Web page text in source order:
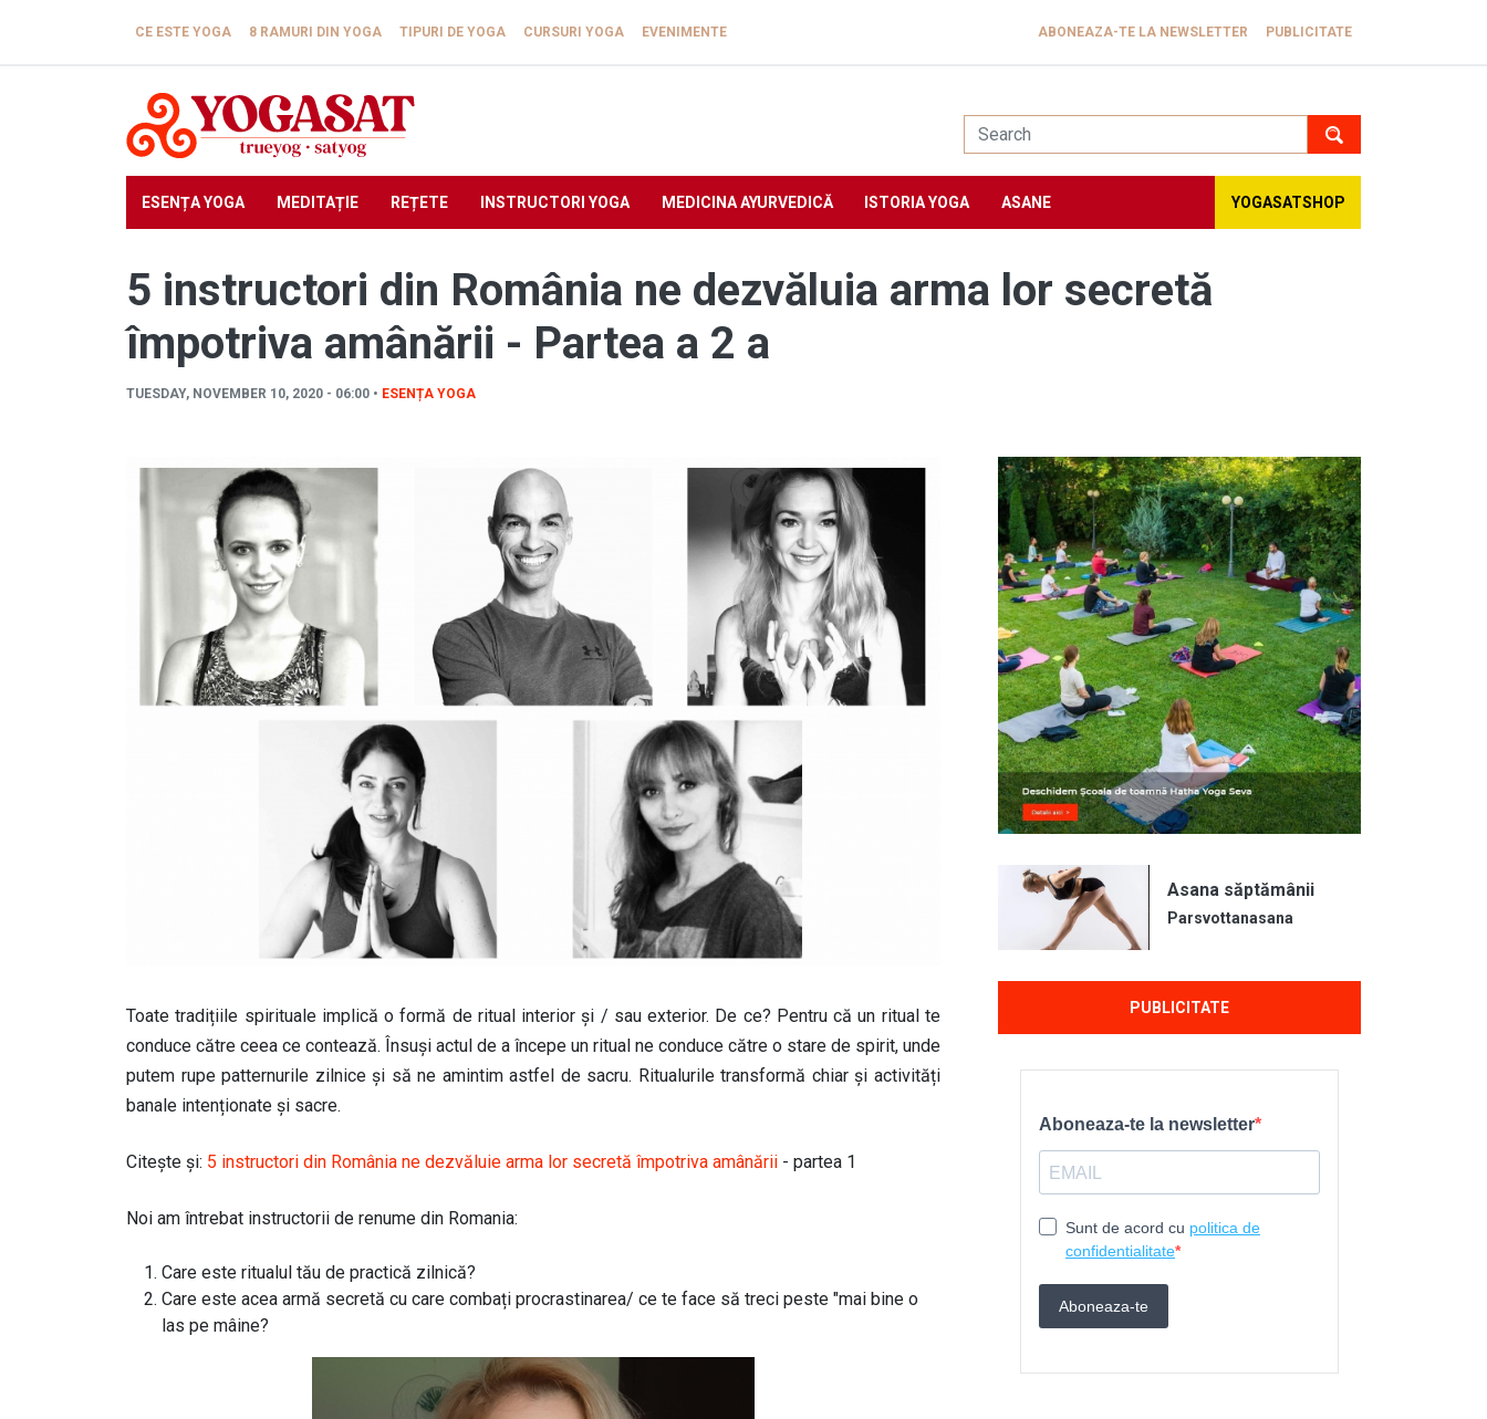
CE ESTE YOGA 8 RAMURI DIN YOGA TIPURI DE YOGA CURSURI YOGA EVENIMENTE ABONEAZA-TE LA NEWSLETTER PUBLICITATE
ESENȚA YOGA MEDITAȚIE REȚETE INSTRUCTORI YOGA MEDICINA AYURVEDICĂ ISTORIA YOGA ASANE YOGASATSHOP
TUESDAY, NOVEMBER 10, 2020 - 06:00 • ESENȚA YOGA
5 instructori din România ne dezvăluia arma lor secretă
împotriva amânării - Partea a 2 a
Toate tradițiile spirituale implică o formă de ritual interior și / sau exterior. De ce? Pentru că un ritual te
conduce către ceea ce contează. Însuși actul de a începe un ritual ne conduce către o stare de spirit, unde
putem rupe patternurile zilnice și să ne amintim astfel de sacru. Ritualurile transformă chiar și activități
banale intenționate și sacre.
Citește și: 5 instructori din România ne dezvăluie arma lor secretă împotriva amânării - partea 1
Noi am întrebat instructorii de renume din Romania:
Care este ritualul tău de practică zilnică?
Care este acea armă secretă cu care combați procrastinarea/ ce te face să treci peste "mai bine o
las pe mâine?
Image
Asana săptămânii
Parsvottanasana
PUBLICITATE